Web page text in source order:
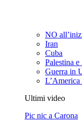
NO
Iran
Cuba
Palestina e
Guerra in
Ultimi video
Pic nic a Carona